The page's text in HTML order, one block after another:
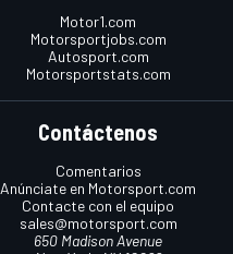
Motor1.com
Motorsportjobs.com
Autosport.com
Motorsportstats.com
Contáctenos
Comentarios
Anúnciate en Motorsport.com
Contacte con el equipo
sales@motorsport.com
650 Madison Avenue